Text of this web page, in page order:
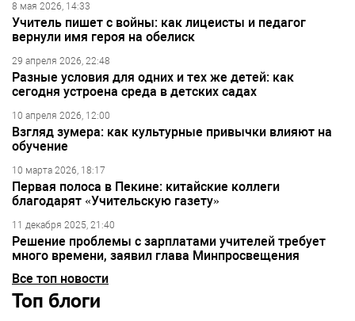
8 мая 2026, 14:33
Учитель пишет с войны: как лицеисты и педагог
вернули имя героя на обелиск
29 апреля 2026, 22:48
Разные условия для одних и тех же детей: как
сегодня устроена среда в детских садах
10 апреля 2026, 12:00
Взгляд зумера: как культурные привычки влияют на
обучение
10 марта 2026, 18:17
Первая полоса в Пекине: китайские коллеги
благодарят «Учительскую газету»
11 декабря 2025, 21:40
Решение проблемы с зарплатами учителей требует
много времени, заявил глава Минпросвещения
Все топ новости
Топ блоги